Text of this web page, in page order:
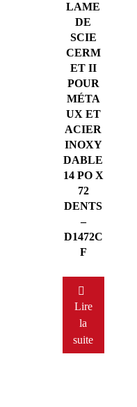
LAME
DE
SCIE
CERM
ET II
POUR
MÉTA
UX ET
ACIER
INOXY
DABLE
14 PO X
72
DENTS
–
D1472C
F
Lire
la
suite